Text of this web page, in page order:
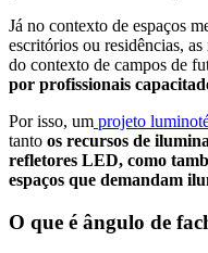
Já no contexto de espaços
escritórios ou residências,
do contexto de campos de
por profissionais
Por isso, um projeto
tanto os recursos de
refletores LED, como
espaços que demandam
O que é ângulo de